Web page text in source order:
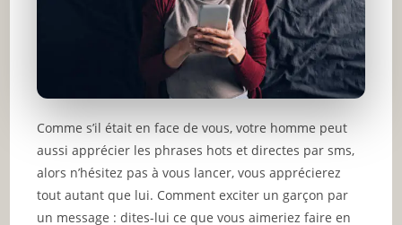
Comme s’il était en face de vous, votre homme peut
aussi apprécier les phrases hots et directes par sms,
alors n’hésitez pas à vous lancer, vous apprécierez
tout autant que lui. Comment exciter un garçon par
un message : dites-lui ce que vous aimeriez faire en